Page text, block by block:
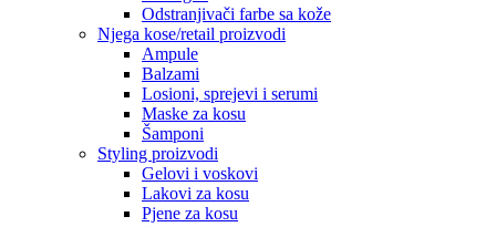
Odstranjivači farbe sa kože
Njega kose/retail proizvodi
Ampule
Balzami
Losioni, sprejevi i serumi
Maske za kosu
Šamponi
Styling proizvodi
Gelovi i voskovi
Lakovi za kosu
Pjene za kosu